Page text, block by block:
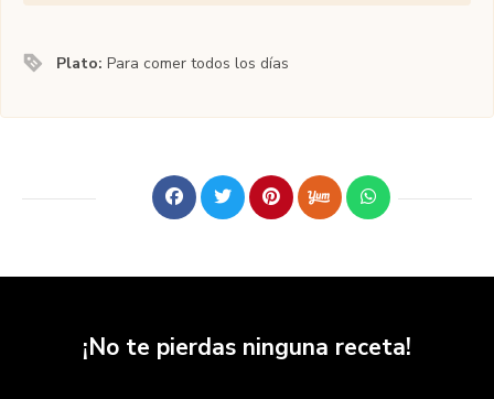
Plato:Para comer todos los días
¡No te pierdas ninguna receta!